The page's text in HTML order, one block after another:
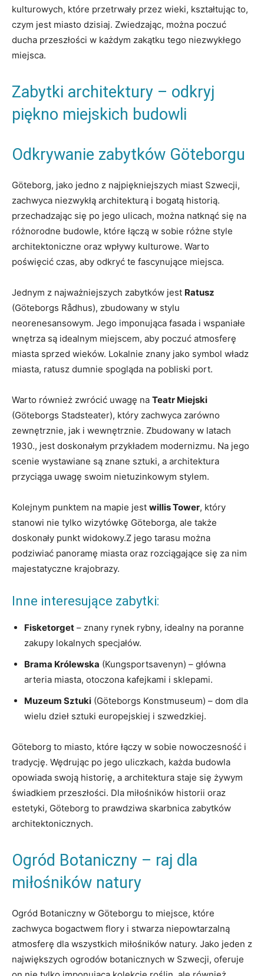
kulturowych, które przetrwały przez wieki, kształtując to,
czym jest miasto dzisiaj. Zwiedzając, można poczuć
ducha przeszłości w każdym zakątku tego niezwykłego
miejsca.
Zabytki architektury – odkryj
piękno miejskich budowli
Odkrywanie zabytków Göteborgu
Göteborg, jako jedno z najpiękniejszych miast Szwecji,
zachwyca niezwykłą architekturą i bogatą historią.
przechadzając się po jego ulicach, można natknąć się na
różnorodne budowle, które łączą w sobie różne style
architektoniczne oraz wpływy kulturowe. Warto
poświęcić czas, aby odkryć te fascynujące miejsca.
Jednym z najważniejszych zabytków jest Ratusz
(Göteborgs Rådhus), zbudowany w stylu
neorenesansowym. Jego imponująca fasada i wspaniałe
wnętrza są idealnym miejscem, aby poczuć atmosferę
miasta sprzed wieków. Lokalnie znany jako symbol władz
miasta, ratusz dumnie spogląda na pobliski port.
Warto również zwrócić uwagę na Teatr Miejski
(Göteborgs Stadsteater), który zachwyca zarówno
zewnętrznie, jak i wewnętrznie. Zbudowany w latach
1930., jest doskonałym przykładem modernizmu. Na jego
scenie wystawiane są znane sztuki, a architektura
przyciąga uwagę swoim nietuzinkowym stylem.
Kolejnym punktem na mapie jest willis Tower, który
stanowi nie tylko wizytówkę Göteborga, ale także
doskonały punkt widokowy.Z jego tarasu można
podziwiać panoramę miasta oraz rozciągające się za nim
majestatyczne krajobrazy.
Inne interesujące zabytki:
Fisketorget – znany rynek rybny, idealny na poranne
zakupy lokalnych specjałów.
Brama Królewska (Kungsportsavenyn) – główna
arteria miasta, otoczona kafejkami i sklepami.
Muzeum Sztuki (Göteborgs Konstmuseum) – dom dla
wielu dzieł sztuki europejskiej i szwedzkiej.
Göteborg to miasto, które łączy w sobie nowoczesność i
tradycję. Wędrując po jego uliczkach, każda budowla
opowiada swoją historię, a architektura staje się żywym
świadkiem przeszłości. Dla miłośników historii oraz
estetyki, Göteborg to prawdziwa skarbnica zabytków
architektonicznych.
Ogród Botaniczny – raj dla
miłośników natury
Ogród Botaniczny w Göteborgu to miejsce, które
zachwyca bogactwem flory i stwarza niepowtarzalną
atmosferę dla wszystkich miłośników natury. Jako jeden z
największych ogrodów botanicznych w Szwecji, oferuje